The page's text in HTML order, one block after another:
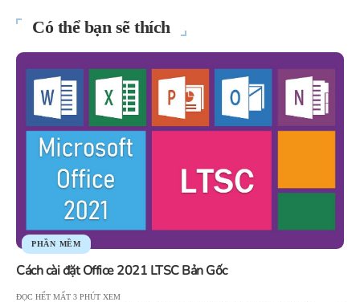
Có thể bạn sẽ thích
PHẦN MỀM
Cách cài đặt Office 2021 LTSC Bản Gốc
ĐỌC HẾT MẤT 3 PHÚT XEM